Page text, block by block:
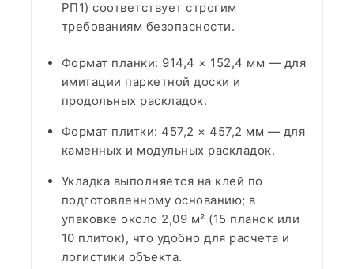
РП1) соответствует строгим
требованиям безопасности.​
Формат планки: 914,4 × 152,4 мм — для
имитации паркетной доски и
продольных раскладок.​
Формат плитки: 457,2 × 457,2 мм — для
каменных и модульных раскладок.​
Укладка выполняется на клей по
подготовленному основанию; в
упаковке около 2,09 м² (15 планок или
10 плиток), что удобно для расчета и
логистики объекта.​